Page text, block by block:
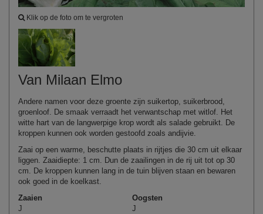
Klik op de foto om te vergroten
Van Milaan Elmo
Andere namen voor deze groente zijn suikertop, suikerbrood,
groenloof. De smaak verraadt het verwantschap met witlof. Het
witte hart van de langwerpige krop wordt als salade gebruikt. De
kroppen kunnen ook worden gestoofd zoals andijvie.
Zaai op een warme, beschutte plaats in rijtjes die 30 cm uit elkaar
liggen. Zaaidiepte: 1 cm. Dun de zaailingen in de rij uit tot op 30
cm. De kroppen kunnen lang in de tuin blijven staan en bewaren
ook goed in de koelkast.
Zaaien
Oogsten
J
J